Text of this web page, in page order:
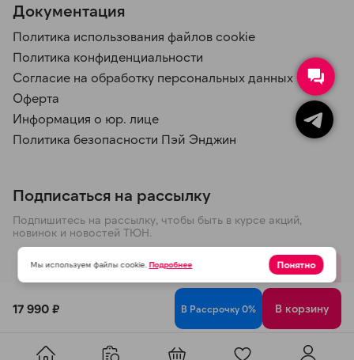
17 990 ₽ В Рассрочку 0% В корзину
Документация
Политика использования файлов cookie
Политика конфиденциальности
Согласие на обработку персональных данных
Оферта
Информация о юр. лице
Политика безопасности Пэй Энджин
Подписаться на рассылку
Подпишитесь на рассылку, чтобы быть в курсе акций,
новинок и новостей ТЮН.
Отправить
Политика конфиденциальности © 2026 ООО ТЮН
Мы используем файлы cookie.Подробнее Понятно